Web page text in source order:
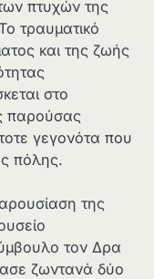
πτυχών της
τραυματικό
και της ζωής
στο
παρούσας
γεγονότα που
πόλης.
της
τον Δρα
ζωντανά δύο